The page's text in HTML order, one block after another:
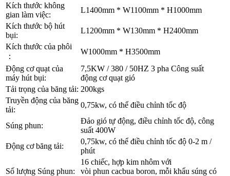
Kích thước không
gian làm việc:
L1400mm * W1100mm * H1000mm
Kích thước bộ hút
bụi:
L1200mm * W130mm * H2400mm
Kích thước của phôi
：
W1000mm * H3500mm
Động cơ quạt của
máy hút bụi:
7,5KW / 380 / 50HZ 3 pha Công suất
động cơ quạt gió
Tải trọng của băng tải: 200kgs
Truyền động của băng
tải:
0,75kw, có thể điều chỉnh tốc độ
Súng phun:
Đảo gió tự động, điều chỉnh tốc độ, công
suất 400W
Động cơ băng tải:
0,75kw, có thể điều chỉnh tốc độ 0-2 m /
phút
Số lượng Súng phun:
16 chiếc, hợp kim nhôm với
vòi phun cacbua boron, mỗi khẩu súng có